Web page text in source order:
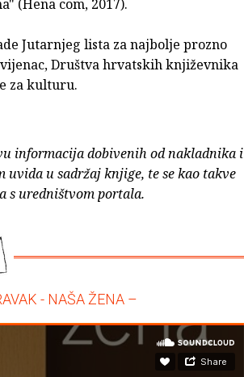
(Hena com, 2017).
Jutarnjeg lista za najbolje prozno
Društva hrvatskih književnika
za kulturu.
informacija dobivenih od nakladnika i
u sadržaj knjige, te se kao takve
s uredništvom portala.
- NAŠA ŽENA –